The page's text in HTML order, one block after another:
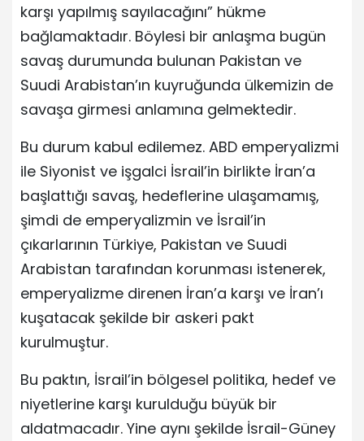
karşı yapılmış sayılacağını” hükme
bağlamaktadır. Böylesi bir anlaşma bugün
savaş durumunda bulunan Pakistan ve
Suudi Arabistan’ın kuyruğunda ülkemizin de
savaşa girmesi anlamına gelmektedir.
Bu durum kabul edilemez. ABD emperyalizmi
ile Siyonist ve işgalci İsrail’in birlikte İran’a
başlattığı savaş, hedeflerine ulaşamamış,
şimdi de emperyalizmin ve İsrail’in
çıkarlarının Türkiye, Pakistan ve Suudi
Arabistan tarafından korunması istenerek,
emperyalizme direnen İran’a karşı ve İran’ı
kuşatacak şekilde bir askeri pakt
kurulmuştur.
Bu paktın, İsrail’in bölgesel politika, hedef ve
niyetlerine karşı kurulduğu büyük bir
aldatmacadır. Yine aynı şekilde İsrail-Güney